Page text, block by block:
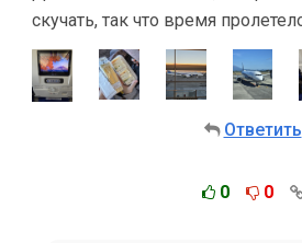
скучать, так что время
Ответить
0 0